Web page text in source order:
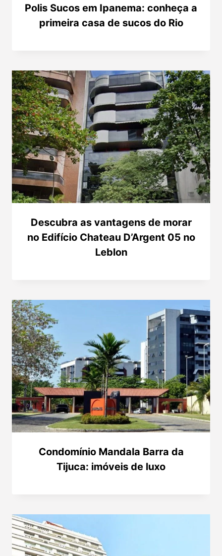
Polis Sucos em Ipanema: conheça a
primeira casa de sucos do Rio
Descubra as vantagens de morar
no Edifício Chateau D’Argent 05 no
Leblon
Condomínio Mandala Barra da
Tijuca: imóveis de luxo